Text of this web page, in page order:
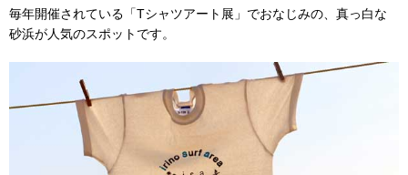
毎年開催されている「Tシャツアート展」でおなじみの、真っ白な
砂浜が人気のスポットです。